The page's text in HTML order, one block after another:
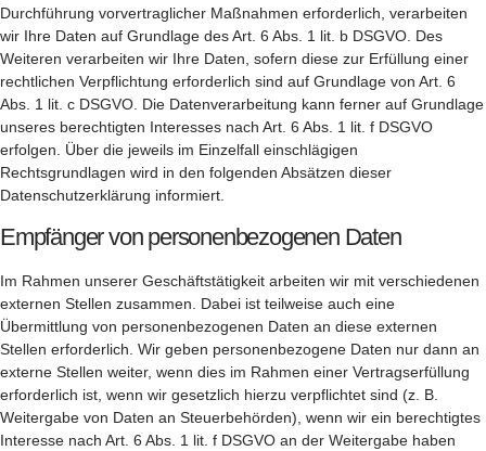
Durchführung vorvertraglicher Maßnahmen erforderlich, verarbeiten
wir Ihre Daten auf Grundlage des Art. 6 Abs. 1 lit. b DSGVO. Des
Weiteren verarbeiten wir Ihre Daten, sofern diese zur Erfüllung einer
rechtlichen Verpflichtung erforderlich sind auf Grundlage von Art. 6
Abs. 1 lit. c DSGVO. Die Datenverarbeitung kann ferner auf Grundlage
unseres berechtigten Interesses nach Art. 6 Abs. 1 lit. f DSGVO
erfolgen. Über die jeweils im Einzelfall einschlägigen
Rechtsgrundlagen wird in den folgenden Absätzen dieser
Datenschutzerklärung informiert.
Empfänger von personenbezogenen Daten
Im Rahmen unserer Geschäftstätigkeit arbeiten wir mit verschiedenen
externen Stellen zusammen. Dabei ist teilweise auch eine
Übermittlung von personenbezogenen Daten an diese externen
Stellen erforderlich. Wir geben personenbezogene Daten nur dann an
externe Stellen weiter, wenn dies im Rahmen einer Vertragserfüllung
erforderlich ist, wenn wir gesetzlich hierzu verpflichtet sind (z. B.
Weitergabe von Daten an Steuerbehörden), wenn wir ein berechtigtes
Interesse nach Art. 6 Abs. 1 lit. f DSGVO an der Weitergabe haben